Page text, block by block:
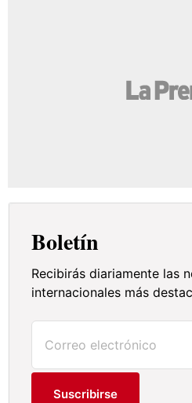
Boletín
Recibirás diariamente las
internacionales más
Suscribirse